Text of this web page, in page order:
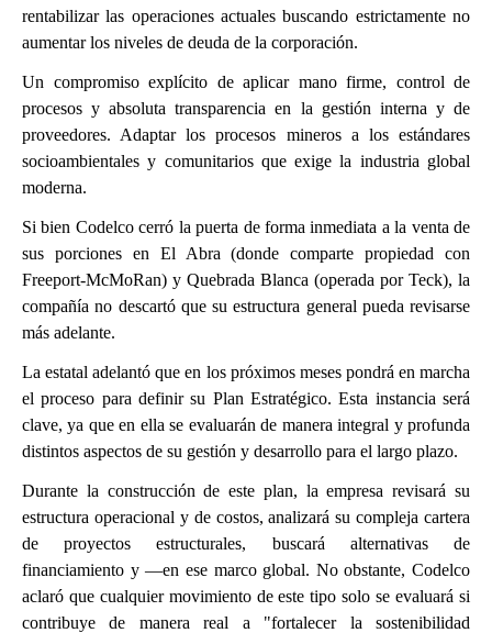
rentabilizar las operaciones actuales buscando estrictamente no
aumentar los niveles de deuda de la corporación.
Un compromiso explícito de aplicar mano firme, control de
procesos y absoluta transparencia en la gestión interna y de
proveedores. Adaptar los procesos mineros a los estándares
socioambientales y comunitarios que exige la industria global
moderna.
Si bien Codelco cerró la puerta de forma inmediata a la venta de
sus porciones en El Abra (donde comparte propiedad con
Freeport-McMoRan) y Quebrada Blanca (operada por Teck), la
compañía no descartó que su estructura general pueda revisarse
más adelante.
La estatal adelantó que en los próximos meses pondrá en marcha
el proceso para definir su Plan Estratégico. Esta instancia será
clave, ya que en ella se evaluarán de manera integral y profunda
distintos aspectos de su gestión y desarrollo para el largo plazo.
Durante la construcción de este plan, la empresa revisará su
estructura operacional y de costos, analizará su compleja cartera
de proyectos estructurales, buscará alternativas de
financiamiento y —en ese marco global. No obstante, Codelco
aclaró que cualquier movimiento de este tipo solo se evaluará si
contribuye de manera real a "fortalecer la sostenibilidad